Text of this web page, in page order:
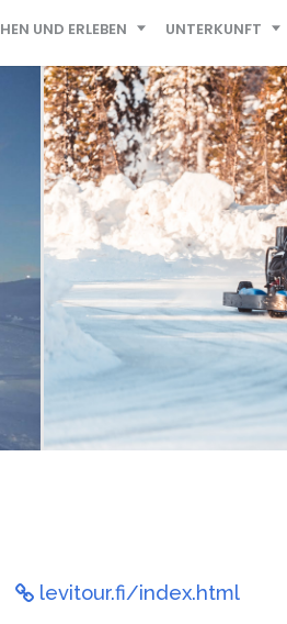
UND ERLEBEN UNTERKUNFT
levitour.fi/index.html